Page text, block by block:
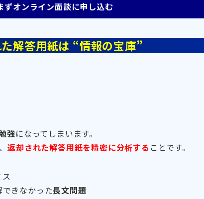
ずオンライン面談に申し込む
解答用紙は “情報の宝庫”
強になってしまいます。
返却された解答用紙を精密に分析する ことです。
ス
きなかった長文問題